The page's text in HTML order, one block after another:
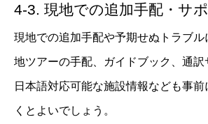
4-3. 現地での追加手配・サ
現地での追加手配や予期せぬトラブル
地ツアーの手配、ガイドブック、通訳
日本語対応可能な施設情報なども事
くとよいでしょう。